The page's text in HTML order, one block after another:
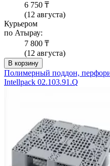
6 750 ₸
(12 августа)
Курьером
по Атырау:
7 800 ₸
(12 августа)
В корзину
Полимерный поддон,
Intellpack 02.103.91.Q